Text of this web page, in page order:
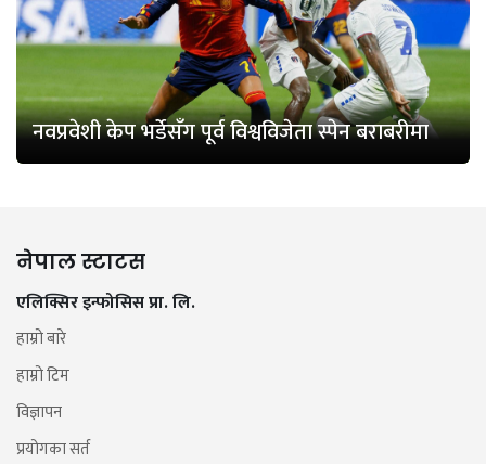
नवप्रवेशी केप भर्डेसँग पूर्व विश्वविजेता स्पेन बराबरीमा
नेपाल स्टाटस
एलिक्सिर इन्फोसिस प्रा. लि.
हाम्रो बारे
हाम्रो टिम
विज्ञापन
प्रयोगका सर्त